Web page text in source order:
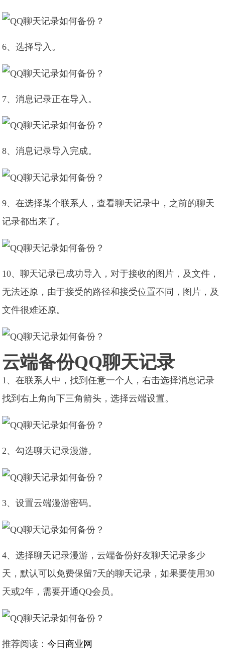
6、选择导入。
7、消息记录正在导入。
8、消息记录导入完成。
9、在选择某个联系人，查看聊天记录中，之前的聊天
记录都出来了。
10、聊天记录已成功导入，对于接收的图片，及文件，
无法还原，由于接受的路径和接受位置不同，图片，及
文件很难还原。
云端备份QQ聊天记录
1、在联系人中，找到任意一个人，右击选择消息记录
找到右上角向下三角箭头，选择云端设置。
2、勾选聊天记录漫游。
3、设置云端漫游密码。
4、选择聊天记录漫游，云端备份好友聊天记录多少
天，默认可以免费保留7天的聊天记录，如果要使用30
天或2年，需要开通QQ会员。
推荐阅读：今日商业网